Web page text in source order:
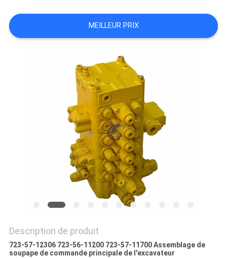
LES
CAS
DEMANDE
SOUMISSION
POLITIQUE
CONFIDENTIALITÉ
MEILLEUR PRIX
Description de produit
723-57-12306 723-56-11200 723-57-11700 Assemblage de
soupape de commande principale de l'excavateur